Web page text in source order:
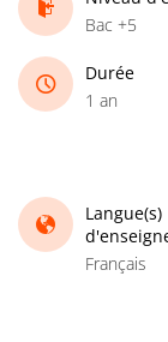
Bac +5
Durée
1 an
Langue(s)
Français